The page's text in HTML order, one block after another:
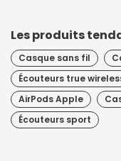
Les produits
Casque sans fil
Écouteurs true
AirPods Apple
Écouteurs sport